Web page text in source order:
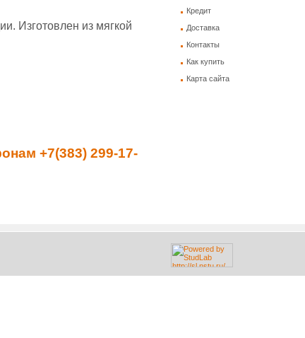
Изготовлен из мягкой
+7(383) 299-17-
Кредит
Доставка
Контакты
Как купить
Карта сайта